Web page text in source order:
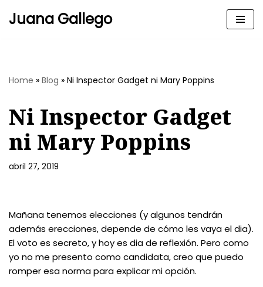
Juana Gallego
Home » Blog » Ni Inspector Gadget ni Mary Poppins
Ni Inspector Gadget
ni Mary Poppins
abril 27, 2019
Mañana tenemos elecciones (y algunos tendrán
además erecciones, depende de cómo les vaya el dia).
El voto es secreto, y hoy es dia de reflexión. Pero como
yo no me presento como candidata, creo que puedo
romper esa norma para explicar mi opción.